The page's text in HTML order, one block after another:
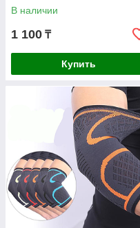
В наличии
1 100 ₸
Купить